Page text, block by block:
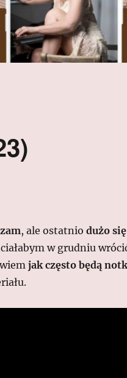
, ale ostatnio dużo
w grudniu
jak często będą